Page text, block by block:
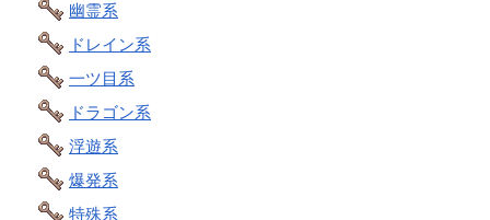
幽霊系
ドレイン系
一ツ目系
ドラゴン系
浮遊系
爆発系
特殊系